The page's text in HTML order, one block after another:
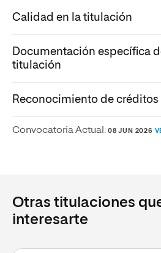
Calidad en la titulación
Documentación específica
titulación
Reconocimiento de créditos
Convocatoria Actual: 08 JUN 2026
Otras titulaciones
interesarte